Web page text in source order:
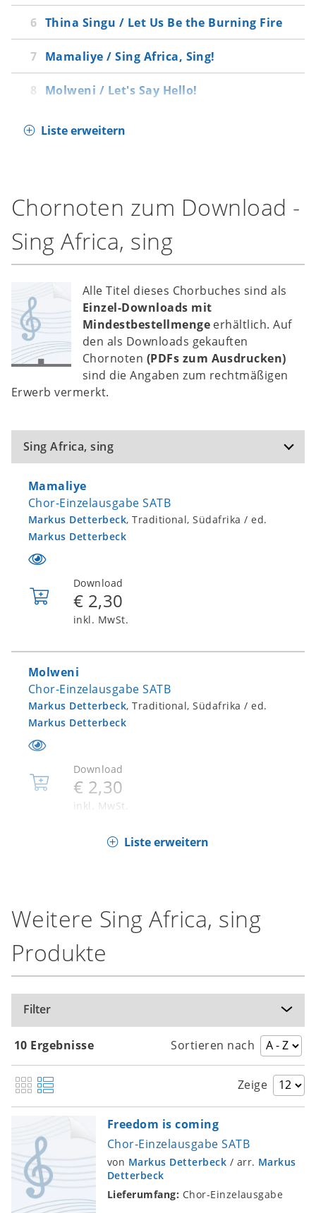
Thina Singu / Let Us Be the Burning Fire
Mamaliye / Sing Africa, Sing!
Molweni / Let's Say Hello!
Liste erweitern
Chornoten zum Download -
Sing Africa, sing
Alle Titel dieses Chorbuches sind als
Einzel-Downloads mit
Mindestbestellmenge erhältlich. Auf
den als Downloads gekauften
Chornoten (PDFs zum Ausdrucken)
sind die Angaben zum rechtmäßigen
Erwerb vermerkt.
Sing Africa, sing
Mamaliye
Chor-Einzelausgabe SATB
Markus Detterbeck, Traditional, Südafrika / ed.
Markus Detterbeck
€ 2,30
inkl. MwSt.
Download
Molweni
Chor-Einzelausgabe SATB
Markus Detterbeck, Traditional, Südafrika / ed.
Markus Detterbeck
€ 2,30
inkl. MwSt.
Download
Markus Detterbeck
€ 1,90
inkl. MwSt.
Download
In
den
Warenkorb
Thina singu
Chor-Einzelausgabe SATB
Markus Detterbeck
, Traditional, Südafrika / ed.
Markus Detterbeck
€ 1,90
inkl. MwSt.
Download
den
Warenkorb
Liste erweitern
Weitere Sing Africa, sing
Produkte
Filter
10 Ergebnisse Sortieren nach
Zeige
Freedom is coming
Chor-Einzelausgabe SATB
von Markus Detterbeck / arr. Markus
Detterbeck
Lieferumfang: Chor-Einzelausgabe